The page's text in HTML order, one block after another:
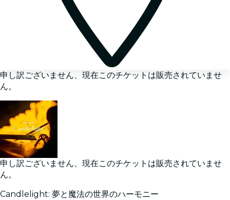
申し訳ございません、現在このチケットは販売されていませ
ん。
申し訳ございません、現在このチケットは販売されていませ
ん。
Candlelight: 夢と魔法の世界のハーモニー